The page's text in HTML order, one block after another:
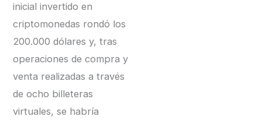
inicial invertido en
criptomonedas rondó los
200.000 dólares y, tras
operaciones de compra y
venta realizadas a través
de ocho billeteras
virtuales, se habría